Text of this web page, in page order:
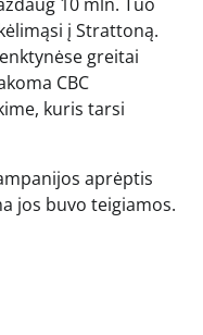
į Strattoną.
greitai
CBC
kuris tarsi
aprėptis
jos buvo teigiamos.